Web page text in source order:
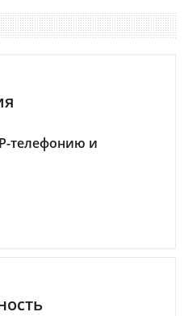
телефонию и